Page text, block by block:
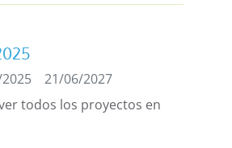
21/06/2027
todos los proyectos en